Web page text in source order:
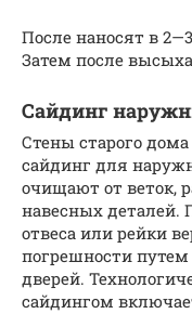
После наносят в
Затем после
Сайдинг
Стены старого
сайдинг для
очищают от веток,
навесных деталей.
отвеса или рейки
погрешности
дверей.
сайдингом